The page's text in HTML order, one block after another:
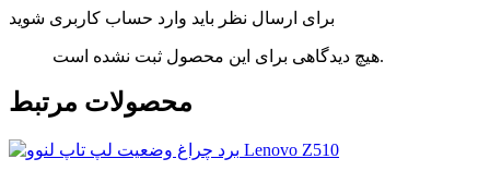
برای ارسال نظر باید وارد حساب کاربری شوید
هیچ دیدگاهی برای این محصول ثبت نشده است.
محصولات مرتبط